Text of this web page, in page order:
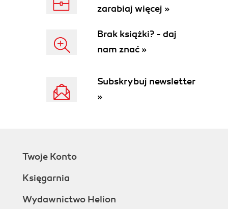
zarabiaj więcej »
Brak książki? - daj
nam znać »
Subskrybuj newsletter
»
Twoje Konto
Księgarnia
Wydawnictwo Helion